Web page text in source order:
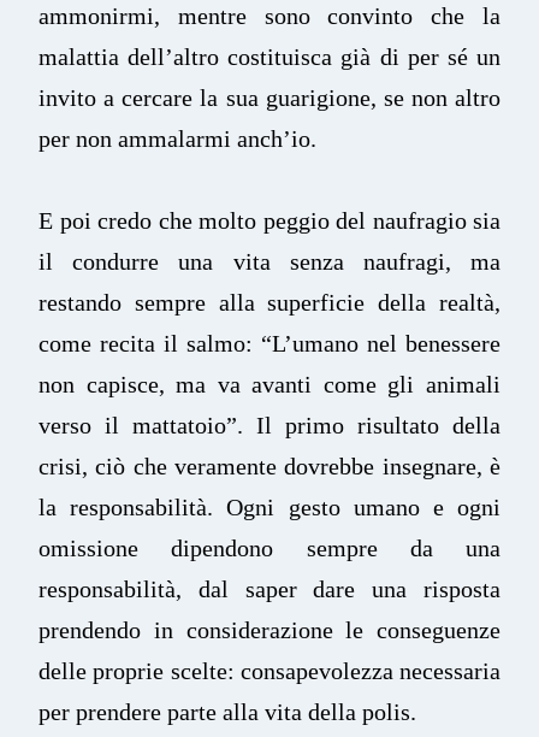
ammonirmi, mentre sono convinto che la
malattia dell’altro costituisca già di per sé un
invito a cercare la sua guarigione, se non altro
per non ammalarmi anch’io.
E poi credo che molto peggio del naufragio sia
il condurre una vita senza naufragi, ma
restando sempre alla superficie della realtà,
come recita il salmo: “L’umano nel benessere
non capisce, ma va avanti come gli animali
verso il mattatoio”. Il primo risultato della
crisi, ciò che veramente dovrebbe insegnare, è
la responsabilità. Ogni gesto umano e ogni
omissione dipendono sempre da una
responsabilità, dal saper dare una risposta
prendendo in considerazione le conseguenze
delle proprie scelte: consapevolezza necessaria
per prendere parte alla vita della polis.